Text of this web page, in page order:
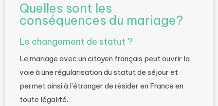
Quelles sont les
conséquences du mariage?
Le changement de statut ?
Le mariage avec un citoyen français peut ouvrir la
voie à une régularisation du statut de séjour et
permet ainsi à l’étranger de résider en France en
toute légalité.